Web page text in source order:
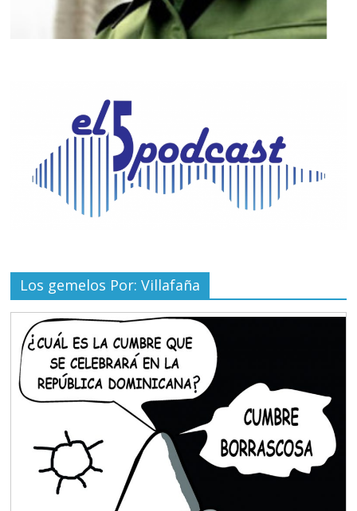
Los gemelos Por: Villafaña